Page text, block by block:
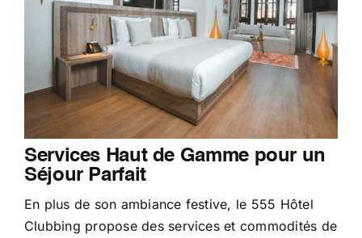
Services Haut de Gamme pour un
Séjour Parfait
En plus de son ambiance festive, le 555 Hôtel
Clubbing propose des services et commodités de